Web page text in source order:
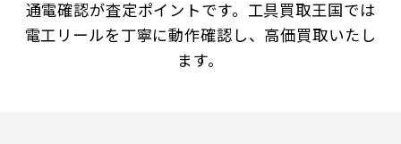
通電確認が査定ポイントです。工具買取王国では
電工リールを丁寧に動作確認し、高価買取いたし
ます。